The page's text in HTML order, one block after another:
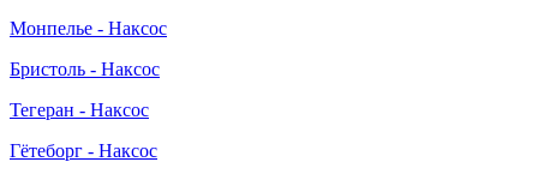
Монпелье - Наксос
Бристоль - Наксос
Тегеран - Наксос
Гётеборг - Наксос